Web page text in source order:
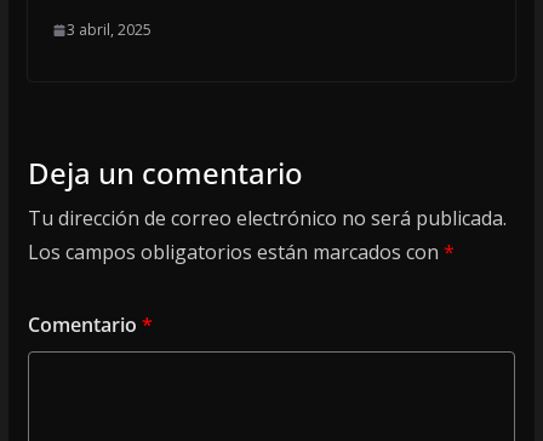
3 abril, 2025
Deja un comentario
Tu dirección de correo electrónico no será publicada.
Los campos obligatorios están marcados con *
Comentario *